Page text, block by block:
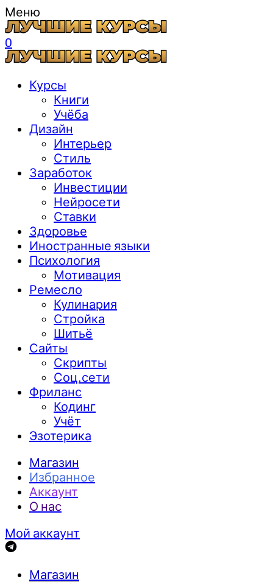
Меню
0
Курсы
Книги
Учёба
Дизайн
Интерьер
Стиль
Заработок
Инвестиции
Нейросети
Ставки
Здоровье
Иностранные языки
Психология
Мотивация
Ремесло
Кулинария
Стройка
Шитьё
Сайты
Скрипты
Соц.сети
Фриланс
Кодинг
Учёт
Эзотерика
Магазин
Избранное
Аккаунт
О нас
Мой аккаунт
Магазин